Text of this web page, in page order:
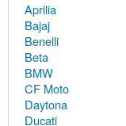
Aprilia
Bajaj
Benelli
Beta
BMW
CF Moto
Daytona
Ducati